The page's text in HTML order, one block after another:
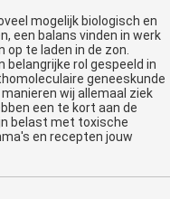
mogelijk biologisch en
een balans vinden in werk
op te laden in de zon.
rol gespeeld in
geneeskunde
wij allemaal ziek
een te kort aan de
belast met toxische
en recepten jouw